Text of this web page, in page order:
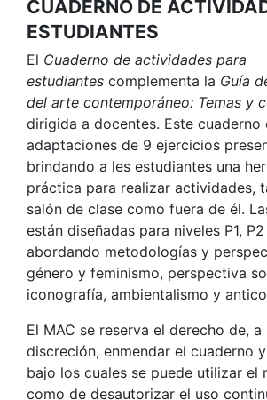
CUADERNO DE
ESTUDIANTES
El Cuaderno de actividades para
estudiantes complementa la Guía
del arte contemporáneo: Temas y
dirigida a docentes. Este cuaderno
adaptaciones de 9 ejercicios
brindando a les estudiantes una
práctica para realizar actividades,
salón de clase como fuera de él.
están diseñadas para niveles P1,
abordando metodologías y
género y feminismo, perspectiva
iconografía, ambientalismo y
El MAC se reserva el derecho de, a
discreción, enmendar el cuaderno
bajo los cuales se puede utilizar el
como de desautorizar el uso